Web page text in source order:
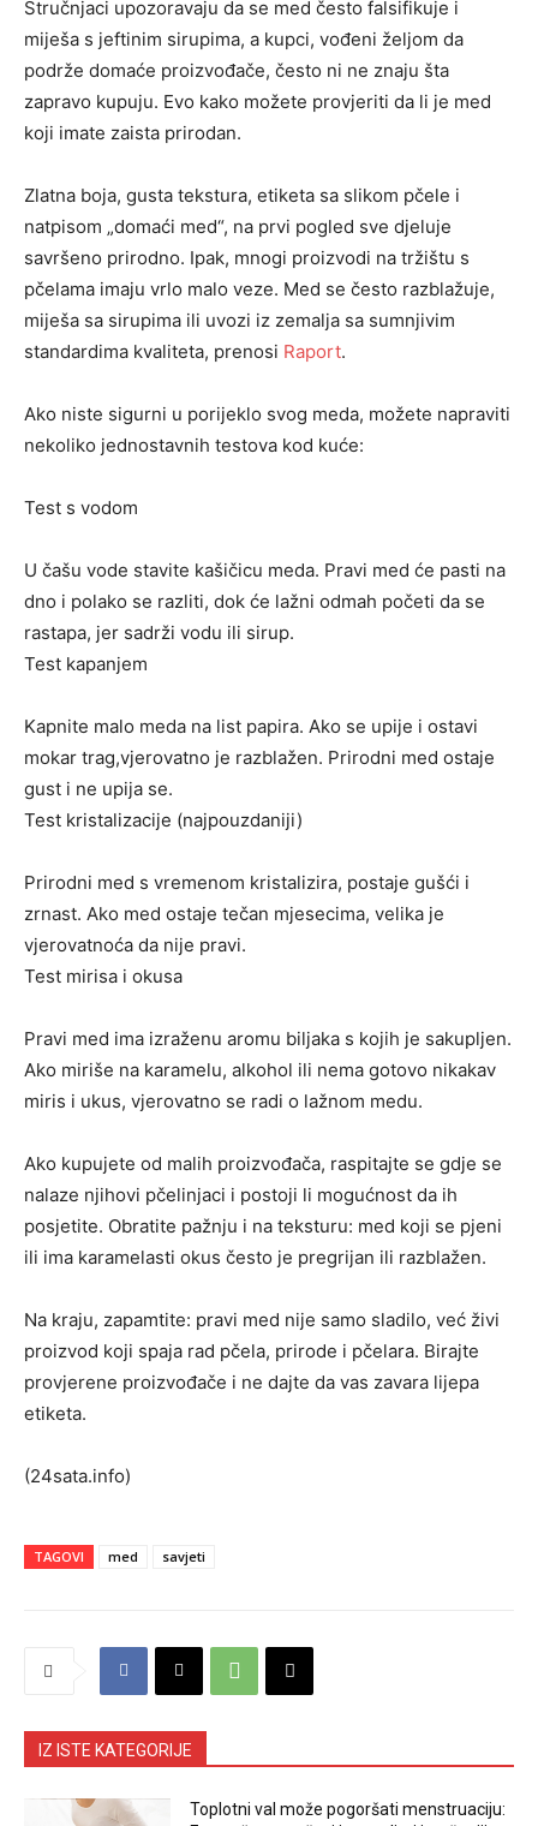
Stručnjaci upozoravaju da se med često falsifikuje i
miješa s jeftinim sirupima, a kupci, vođeni željom da
podrže domaće proizvođače, često ni ne znaju šta
zapravo kupuju. Evo kako možete provjeriti da li je med
koji imate zaista prirodan.
Zlatna boja, gusta tekstura, etiketa sa slikom pčele i
natpisom „domaći med“, na prvi pogled sve djeluje
savršeno prirodno. Ipak, mnogi proizvodi na tržištu s
pčelama imaju vrlo malo veze. Med se često razblažuje,
miješa sa sirupima ili uvozi iz zemalja sa sumnjivim
standardima kvaliteta, prenosi Raport.
Ako niste sigurni u porijeklo svog meda, možete napraviti
nekoliko jednostavnih testova kod kuće:
Test s vodom
U čašu vode stavite kašičicu meda. Pravi med će pasti na
dno i polako se razliti, dok će lažni odmah početi da se
rastapa, jer sadrži vodu ili sirup.
Test kapanjem
Kapnite malo meda na list papira. Ako se upije i ostavi
mokar trag,vjerovatno je razblažen. Prirodni med ostaje
gust i ne upija se.
Test kristalizacije (najpouzdaniji)
Prirodni med s vremenom kristalizira, postaje gušći i
zrnast. Ako med ostaje tečan mjesecima, velika je
vjerovatnoća da nije pravi.
Test mirisa i okusa
Pravi med ima izraženu aromu biljaka s kojih je sakupljen.
Ako miriše na karamelu, alkohol ili nema gotovo nikakav
miris i ukus, vjerovatno se radi o lažnom medu.
Ako kupujete od malih proizvođača, raspitajte se gdje se
nalaze njihovi pčelinjaci i postoji li mogućnost da ih
posjetite. Obratite pažnju i na teksturu: med koji se pjeni
ili ima karamelasti okus često je pregrijan ili razblažen.
Na kraju, zapamtite: pravi med nije samo sladilo, već živi
proizvod koji spaja rad pčela, prirode i pčelara. Birajte
provjerene proizvođače i ne dajte da vas zavara lijepa
etiketa.
(24sata.info)
TAGOVI med savjeti
IZ ISTE KATEGORIJE
Toplotni val može pogoršati menstruaciju: